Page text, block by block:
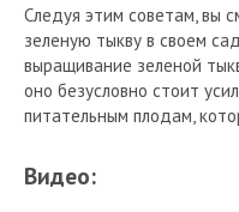
Следуя этим советам, вы
зеленую тыкву в своем
выращивание зеленой
оно безусловно стоит
питательным плодам,
Видео: